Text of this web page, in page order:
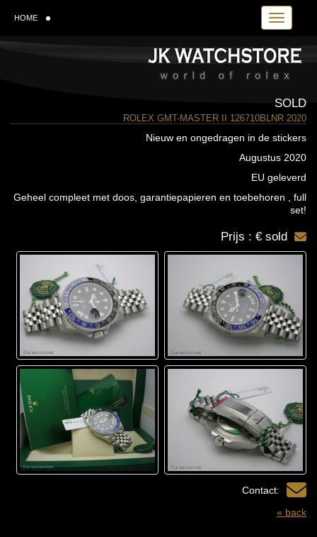
Toggle
HOME
SOLD
ROLEX GMT-MASTER II 126710BLNR 2020
Nieuw en ongedragen in de stickers
Augustus 2020
EU geleverd
Geheel compleet met doos, garantiepapieren en toebehoren , full
set!
Prijs : € sold
Contact:
« back